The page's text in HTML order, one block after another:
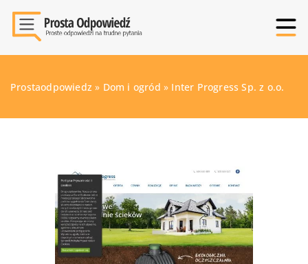
Prostaodpowiedz » Dom i ogród » Inter Progress Sp. z o.o.